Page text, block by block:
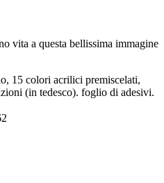
vita a questa bellissima immagine
15 colori acrilici premiscelati,
(in tedesco). foglio di adesivi.